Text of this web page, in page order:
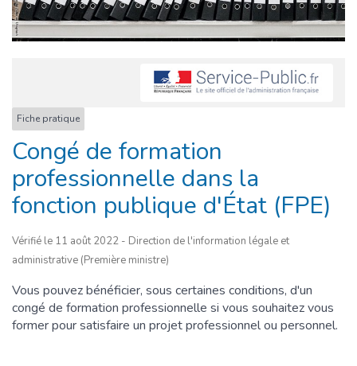
Fiche pratique
Congé de formation
professionnelle dans la
fonction publique d'État (FPE)
Vérifié le 11 août 2022 - Direction de l'information légale et
administrative (Première ministre)
Vous pouvez bénéficier, sous certaines conditions, d'un
congé de formation professionnelle si vous souhaitez vous
former pour satisfaire un projet professionnel ou personnel.